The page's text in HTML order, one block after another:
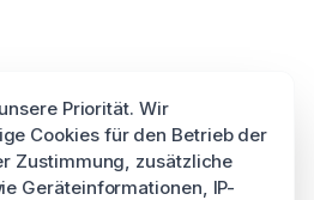
Priorität. Wir
Cookies für den Betrieb der
Zustimmung, zusätzliche
Geräteinformationen, IP-